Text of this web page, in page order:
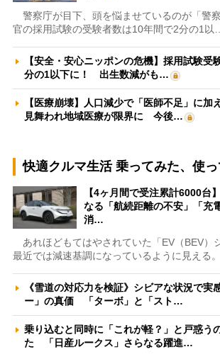
警察庁が目下、頭を悩ませているのが「警
官の採用試験の受験者数は10年間で2分の1以
【安全・安心ニッポンの危機】採用試験受
分の1以下に！ 出生数減がも…
【医療崩壊】人口減少で「医師不足」に加
見舞われ地域医療が限界に 今後…
快適クルマ生活 乗ってみた、使
【4ヶ月間で受注累計6000台
なる「航続距離の不安」「充
消…
あれほどもてはやされていた「EV（BEV）
最近では減速基調になっているように見える
《雪道の対応力を検証》シビアな状況で実
ー」の真価 「ターボ」と「スト…
乗り込むと同時に「これが軽？」と戸惑う
た 「日産ルークス」さらなる躍進…